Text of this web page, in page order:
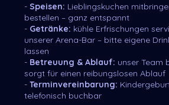
- Speisen: Lieblingskuchen
bestellen – ganz entspannt
- Getränke: kühle Erfrischungen
unserer Arena-Bar – bitte eigene
lassen
- Betreuung & Ablauf: unser Team
sorgt für einen reibungslosen Ablauf
- Terminvereinbarung:
telefonisch buchbar